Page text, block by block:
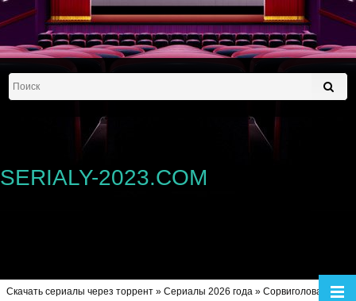
SERIALY-2023.COM
Скачать сериалы через торрент » Сериалы 2026 года » Сорвиголова: Рожденный заново (2 сезон)